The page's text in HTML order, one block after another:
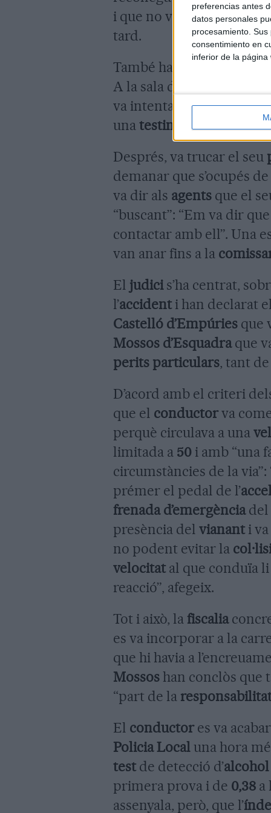
preferencias antes
datos personales
procesamiento.
consentimiento en
inferior de la página
i que no va veure el jove
tard.
També ha reconegut que,
A la sala de vistes ha
va intentar baixar, però
unatestimoniel va
Després, va trucar el seu
demanar que s’ocupés de
va dir als agents que el
“buscant”: “Em va dir
contactar amb ell”. Una
van anar fins a la
El judicis’ha centrat,
l’accidenti han declarat
Castelló d’Empúries que
Mossos d’Esquadraque
perits particulars, tant de
D’acord amb el criteri
que el conductorva
perquè circulava a una
limitada a 50 i amb “una
circumstàncies de la
prémer el pedal de l’
frenada d’emergènciadel
presència del viananti va
no podent evitar la
velocitatal que conduïa
reacció”, afegeix.
Tot i això, la fiscalia
es va incorporar a la
que hi havia a
Mossos han conclòs que
“part de la
El conductores va
Policia Localuna hora
testde detecció d’alcohol
primera prova i de 0,38 a
assenyala, però, que l’